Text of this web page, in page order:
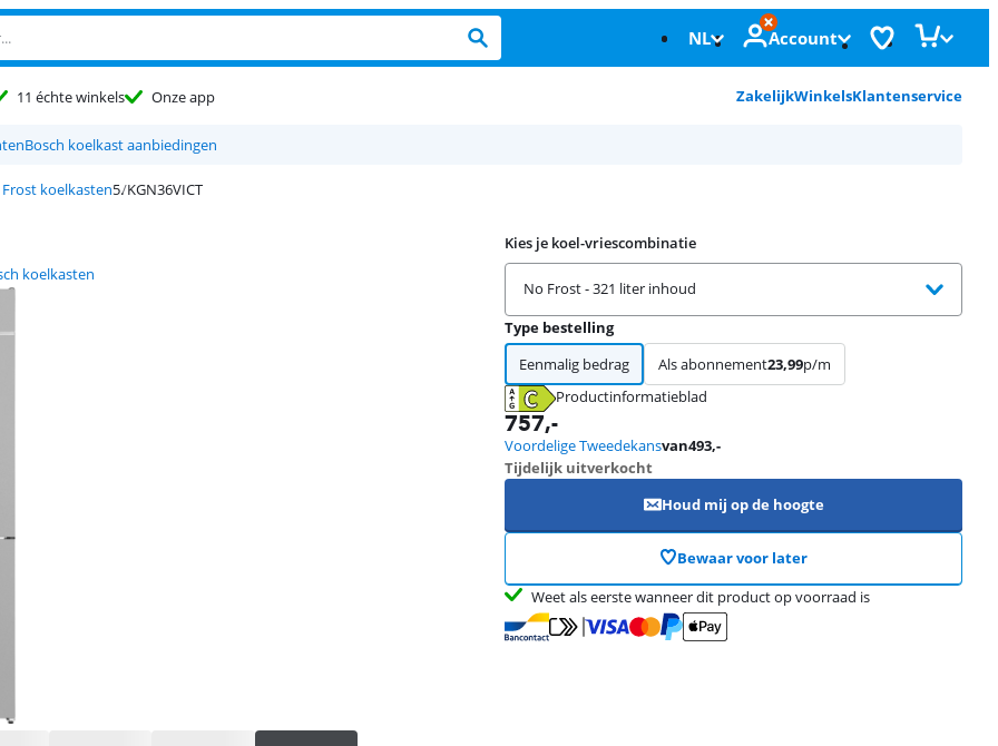
NL Account
11 échte winkels Onze app ZakelijkWinkelsKlantenservice
Bosch koelkast aanbiedingen
koelkasten KGN36VICT
koelkasten
Kies je koel-vriescombinatie
No Frost - 321 liter inhoud
Type bestelling
Eenmalig bedrag
Als abonnement23,99p/m
Productinformatieblad
opent in nieuw tabblad
757,-
Voordelige Tweedekansvan493,-
Tijdelijk uitverkocht
Houd mij op de hoogte
Bewaar voor later
Weet als eerste wanneer dit product op voorraad is